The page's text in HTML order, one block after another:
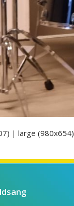
| large (980x654)